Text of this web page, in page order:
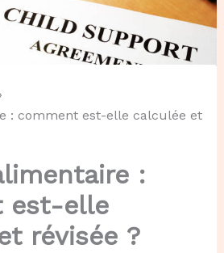
: comment est-elle calculée et
:
est-elle
révisée ?